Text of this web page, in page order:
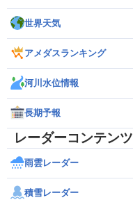
世界天気
アメダスランキング
河川水位情報
長期予報
レーダーコンテンツ
雨雲レーダー
積雪レーダー